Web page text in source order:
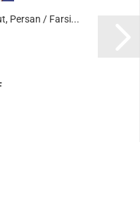
Persan / Farsi...